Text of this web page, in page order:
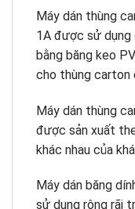
Máy dán thùng
1A được sử
bằng băng keo
cho thùng carton
Máy dán thùng
được sản xuất
khác nhau của
Máy dán băng
sử dụng rộng rãi